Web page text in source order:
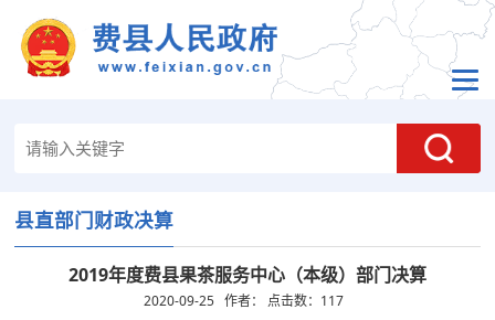
县直部门财政决算
2019年度费县果茶服务中心（本级）部门决算
2020-09-25 作者： 点击数： 117